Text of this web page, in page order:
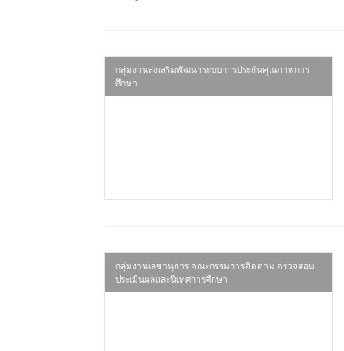
กลุ่มงานส่งเสริมพัฒนาระบบการประกันคุณภาพการ
ศึกษา
กลุ่มงานเลขานุการ คณะกรรมการติดตาม ตรวจสอบ
ประเมินผลและนิเทศการศึกษา